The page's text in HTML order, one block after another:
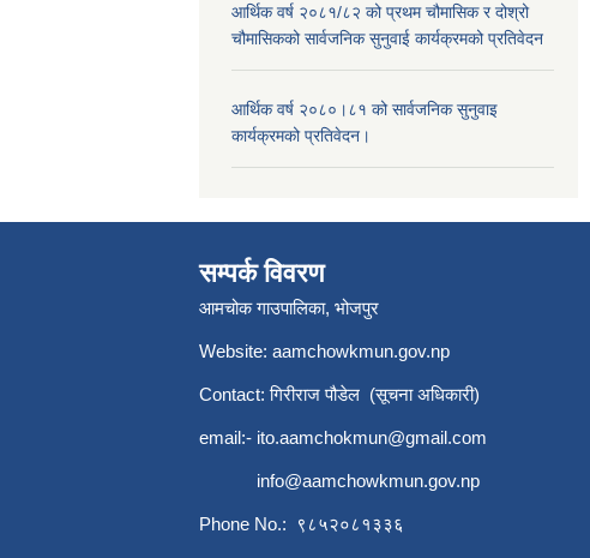
आर्थिक वर्ष २०८१/८२ को प्रथम चौमासिक र दोश्रो
चौमासिकको सार्वजनिक सुनुवाई कार्यक्रमको प्रतिवेदन
आर्थिक वर्ष २०८०।८१ को सार्वजनिक सुनुवाइ
कार्यक्रमको प्रतिवेदन।
सम्पर्क विवरण
आमचोक गाउपालिका, भोजपुर
Website: aamchowkmun.gov.np
Contact: गिरीराज पौडेल (सूचना अधिकारी)
email:- ito.aamchokmun@gmail.com
info@aamchowkmun.gov.np
Phone No.: ९८५२०८१३३६